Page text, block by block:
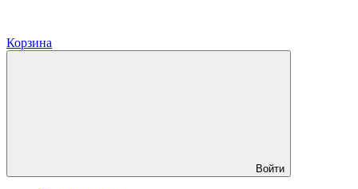
Корзина
Войти